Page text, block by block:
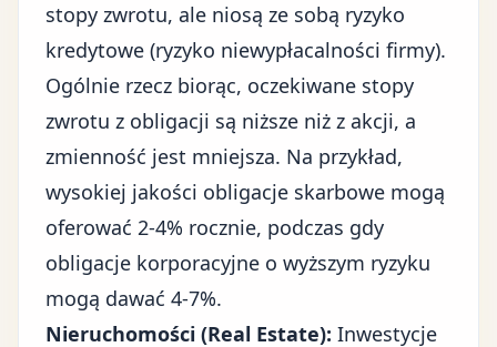
stopy zwrotu, ale niosą ze sobą ryzyko
kredytowe (ryzyko niewypłacalności firmy).
Ogólnie rzecz biorąc, oczekiwane stopy
zwrotu z obligacji są niższe niż z akcji, a
zmienność jest mniejsza. Na przykład,
wysokiej jakości obligacje skarbowe mogą
oferować 2-4% rocznie, podczas gdy
obligacje korporacyjne o wyższym ryzyku
mogą dawać 4-7%.
Nieruchomości (Real Estate): Inwestycje